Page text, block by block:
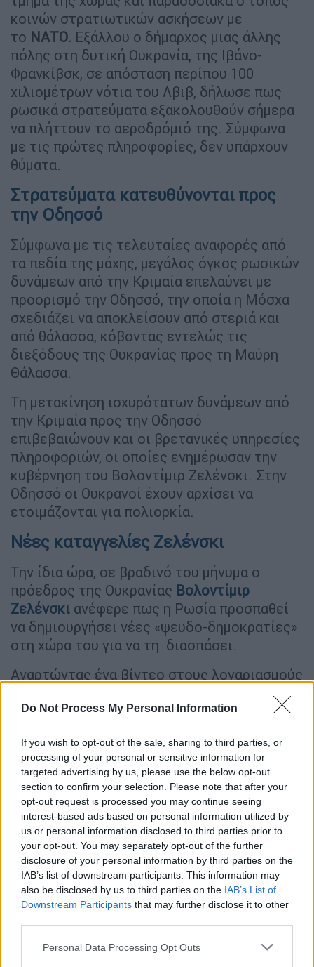
Do Not Process My Personal Information
If you wish to opt-out of the sale, sharing to third parties, or
processing of your personal or sensitive information for
targeted advertising by us, please use the below opt-out
section to confirm your selection. Please note that after your
opt-out request is processed you may continue seeing
interest-based ads based on personal information utilized by
us or personal information disclosed to third parties prior to
your opt-out. You may separately opt-out of the further
disclosure of your personal information by third parties on the
IAB’s list of downstream participants. This information may
also be disclosed by us to third parties on the IAB’s List of
Downstream Participants that may further disclose it to other
Please note that this website/app uses one or more Google
Personal Data Processing Opt Outs
κοινών στρατιωτικών ασκήσεων με
το ΝΑΤΟ. Εξάλλου ο δήμαρχος μιας άλλης
πόλης στη δυτική Ουκρανία, της Ιβάνο-
Φρανκίβσκ, σε απόσταση περίπου 100
χιλιομέτρων νότια του Λβιβ, δήλωσε πως
ρωσικά στρατεύματα εξακολουθούν σήμερα
να πλήττουν το αεροδρόμιό της. Σύμφωνα
με τις πρώτες πληροφορίες, δεν υπάρχουν
θύματα.
Στρατεύματα κατευθύνονται προς
την Οδησσό
Σύμφωνα με τις τελευταίες αναφορές από
τα πεδία της μάχης, μεγάλος όγκος ρωσικών
δυνάμεων από την Κριμαία επελαύνει με
προορισμό την Οδησσό, την οποία η Μόσχα
σχεδιάζει να αποκλείσουν από στεριά και
από θάλασσα, κόβοντας εντελώς τις
διεξόδους της Ουκρανίας προς τη Μαύρη
Θάλασσα.
Τη μετακίνηση ισχυρότατων δυνάμεων από
την Κριμαία προς την Οδησσό
επιβεβαιώνουν και οι βρετανικές υπηρεσίες
πληροφοριών, οι οποίες ενημέρωσαν την
κυβέρνηση του Βολοντίμιρ Ζελένσκι. Στην
Οδησσό οι Ουκρανοί έχουν αρχίσει να
ετοιμάζονται για πολιορκία.
Νέες καταγγελίες Ζελένσκι
Την ίδια ώρα, σε βραδινό του μήνυμα ο
πρόεδρος της Ουκρανίας Βολοντίμιρ
Ζελένσκι ανέφερε πως η Ρωσία προσπαθεί
να δημιουργήσει νέες «ψευδο-δημοκρατίες»
στη χώρα του για να τη διασπάσει.
Αναρτώντας ένα βίντεο στους λογαριασμούς
κοινωνικής δικτύωσης αργά το
βράδυ του Σαββάτου, ο Ζελένσκι κάλεσε τις
συμπεριλαμβανομένης τηςΧερσώνας, η
οποία καταλήφθηκε από τις ρωσικές
δυνάμεις, να μην επαναλάβουν την εμπειρία
τουΝτονέτσκκαι τουΛουχάνσκ.
ΟΖελένσκιείπε: «Οι κατακτητές στο
έδαφος της περιοχής Χερσώνα προσπαθούν
να επαναλάβουν τη θλιβερή εμπειρία του
σχηματισμού ψευδο-δημοκρατιών.
Εκβιάζουν τους τοπικούς ηγέτες, ασκούν
πίεση στους βουλευτές, αναζητούν κάποιον
για να δωροδοκήσουν". Τα μέλη του